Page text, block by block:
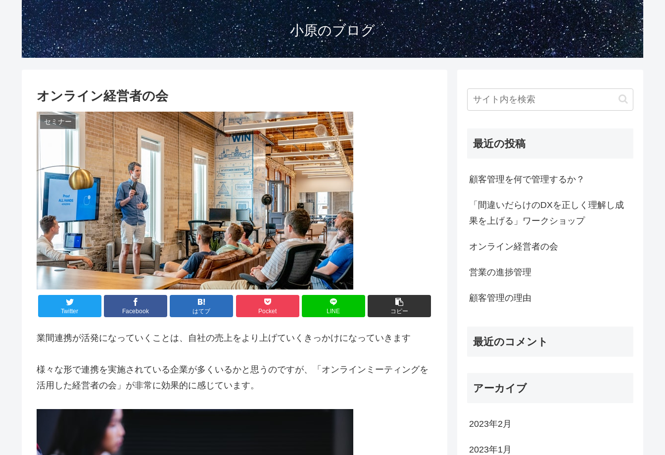
小原のブログ
オンライン経営者の会
セミナー
Twitter Facebook はてブ Pocket LINE コピー
業間連携が活発になっていくことは、自社の売上をより上げていくきっかけになっていきます
様々な形で連携を実施されている企業が多くいるかと思うのですが、「オンラインミーティングを
活用した経営者の会」が非常に効果的に感じています。
最近の投稿
顧客管理を何で管理するか？
「間違いだらけのDXを正しく理解し成
果を上げる」ワークショップ
オンライン経営者の会
営業の進捗管理
顧客管理の理由
最近のコメント
アーカイブ
2023年2月
2023年1月